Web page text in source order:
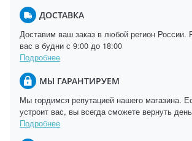
ДОСТАВКА
Доставим ваш заказ в любой регион России.
вас в будни с 9:00 до 18:00
Подробнее
МЫ ГАРАНТИРУЕМ
Мы гордимся репутацией нашего магазина.
устроит вас, вы всегда сможете вернуть
Подробнее